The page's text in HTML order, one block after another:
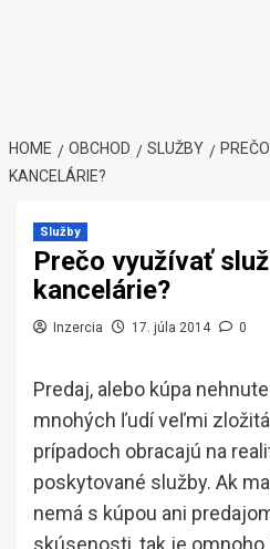
HOME OBCHOD SLUŽBY
KANCELÁRIE?
Služby
Prečo využívať
kancelárie?
Inzercia 17. júla 2014 0
Predaj, alebo kúpa
mnohých ľudí veľmi
prípadoch obracajú na
poskytované služby. Ak
nemá s kúpou ani
skúsenosti, tak je